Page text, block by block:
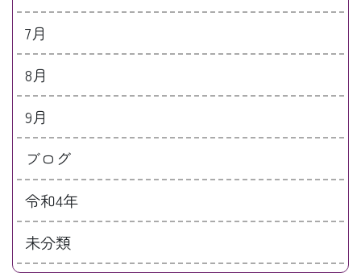
7月
8月
9月
ブログ
令和4年
未分類